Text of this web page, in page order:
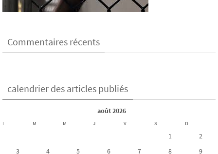
Commentaires récents
calendrier des articles publiés
août 2026
L M M J V S D
1
2
3
4 5 6 7 8 9